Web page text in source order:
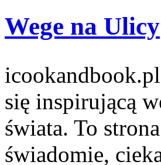
Wege na Ulicy
się inspirującą
świata. To
świadomie,